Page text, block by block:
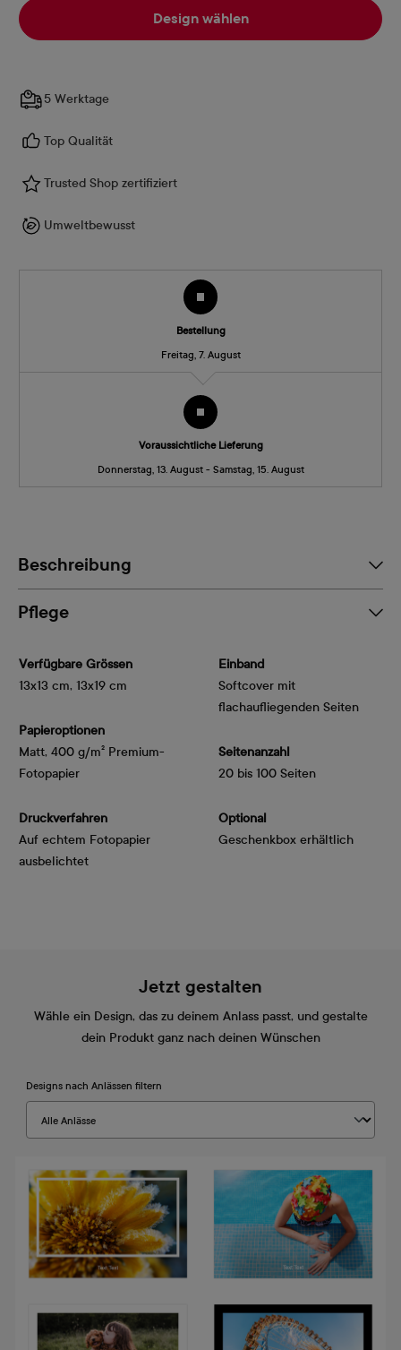
Design wählen
5 Werktage
Top Qualität
Trusted Shop zertifiziert
Umweltbewusst
Bestellung
Freitag, 7. August
Voraussichtliche Lieferung
Donnerstag, 13. August - Samstag, 15. August
Beschreibung
Pflege
Verfügbare Grössen
13x13 cm, 13x19 cm
Papieroptionen
Matt, 400 g/m² Premium-
Fotopapier
Druckverfahren
Auf echtem Fotopapier
ausbelichtet
Einband
Softcover mit
flachaufliegenden Seiten
Seitenanzahl
20 bis 100 Seiten
Optional
Geschenkbox erhältlich
Jetzt gestalten
Wähle ein Design, das zu deinem Anlass passt, und gestalte
dein Produkt ganz nach deinen Wünschen
Designs nach Anlässen filtern